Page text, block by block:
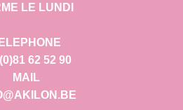
LE LUNDI
62 52 90
MAIL